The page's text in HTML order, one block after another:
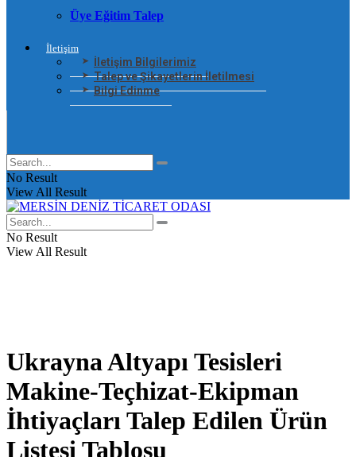
Üye Eğitim Talep
İletişim
İletişim Bilgilerimiz
Talep ve Şikayetlerin İletilmesi
Bilgi Edinme
No Result
View All Result
No Result
View All Result
Ukrayna Altyapı Tesisleri
Makine-Teçhizat-Ekipman
İhtiyaçları Talep Edilen Ürün
Listesi Tablosu